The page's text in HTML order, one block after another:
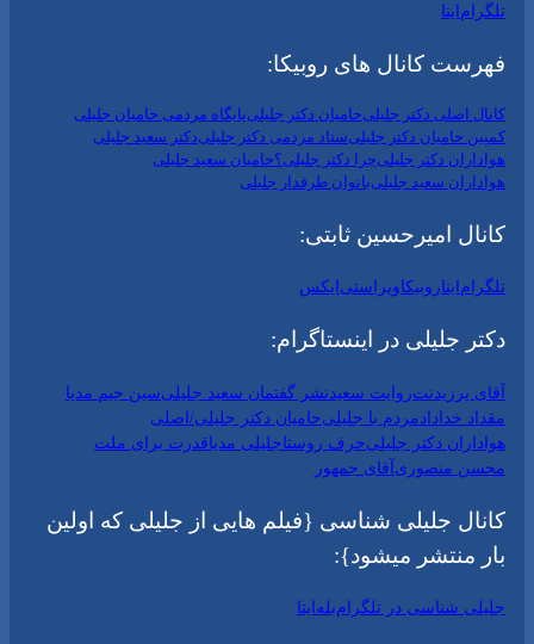
تلگرامایتا
فهرست کانال های روبیکا:
کانال اصلی دکتر جلیلیحامیان دکتر جلیلیپایگاه مردمی حامیان جلیلی
کمپین حامیان دکتر جلیلیستاد مردمی دکتر جلیلیدکتر سعید جلیلی
هواداران دکتر جلیلیچرا دکتر جلیلی؟حامیان سعید جلیلی
هواداران سعید جلیلیبانوان طرفدار جلیلی
کانال امیرحسین ثابتی:
تلگرامایتاروبیکاویراستیایکس
دکتر جلیلی در اینستاگرام:
آقای پرزیدنتروایت سعیدنشر گفتمان سعید جلیلیسین جیم مدیا
مقداد خدادادمردم با جلیلیحامیان دکتر جلیلی/اصلی
هواداران دکتر جلیلیحرف روستاجلیلی مدیاقدرت برای ملت
محسن منصوریآقای جمهور
کانال جلیلی شناسی {فیلم هایی از جلیلی که اولین
بار منتشر میشود}:
جلیلی شناسی در تلگرامبلهایتا